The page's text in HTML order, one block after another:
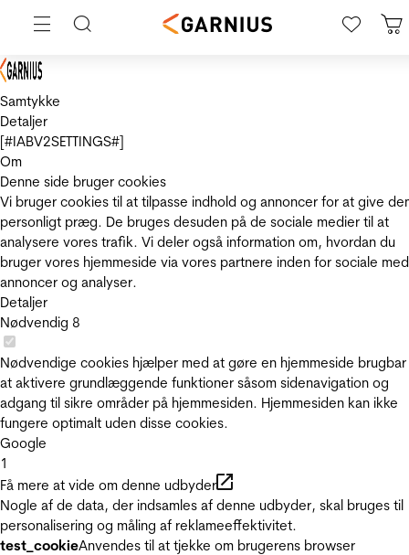
Samtykke
Detaljer
[#IABV2SETTINGS#]
Om
Denne side bruger cookies
Vi bruger cookies til at tilpasse indhold og annoncer for at give
personligt præg. De bruges desuden på de sociale medier til at
analysere vores trafik. Vi deler også information om, hvordan du
bruger vores hjemmeside via vores partnere inden for sociale
annoncer og analyser.
Detaljer
Nødvendig 8
Nødvendige cookies hjælper med at gøre en hjemmeside
at aktivere grundlæggende funktioner såsom sidenavigation og
adgang til sikre områder på hjemmesiden. Hjemmesiden kan ikke
fungere optimalt uden disse cookies.
Google
1
Få mere at vide om denne udbyder
Nogle af de data, der indsamles af denne udbyder, skal bruges til
personalisering og måling af reklameeffektivitet.
test_cookieAnvendes til at tjekke om brugerens browser